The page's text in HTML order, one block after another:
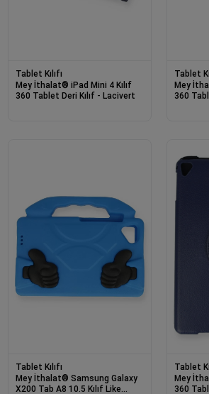
Tablet Kılıfı
Mey İthalat® iPad Mini 4 Kılıf
360 Tablet Deri Kılıf - Lacivert
Tablet
Mey İthalat® iPad
360
Tablet Kılıfı
Mey İthalat® Samsung Galaxy
X200 Tab A8 10.5 Kılıf Like
Tablet
Mey İthalat® iPad
360